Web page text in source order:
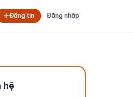
Đăng tin Đăng nhập
hệ